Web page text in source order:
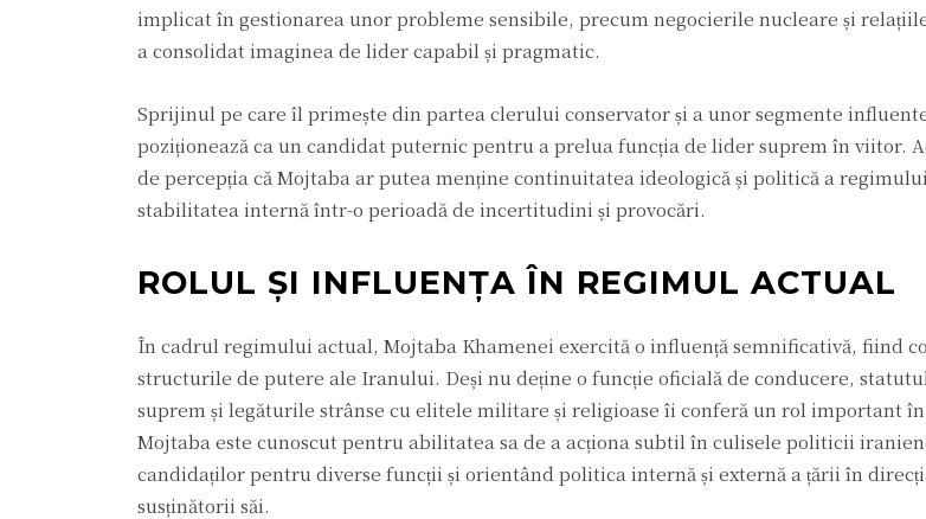
implicat în gestionarea unor probleme sensibile, precum negocierile nucleare și
a consolidat imaginea de lider capabil și pragmatic.
Sprijinul pe care îl primește din partea clerului conservator și a unor segmente
poziționează ca un candidat puternic pentru a prelua funcția de lider suprem în viitor.
de percepția că Mojtaba ar putea menține continuitatea ideologică și politică a
stabilitatea internă într-o perioadă de incertitudini și provocări.
ROLUL ȘI INFLUENȚA ÎN REGIMUL ACTUAL
În cadrul regimului actual, Mojtaba Khamenei exercită o influență semnificativă, fiind
structurile de putere ale Iranului. Deși nu deține o funcție oficială de conducere,
suprem și legăturile strânse cu elitele militare și religioase îi conferă un rol important
Mojtaba este cunoscut pentru abilitatea sa de a acționa subtil în culisele politicii
candidaților pentru diverse funcții și orientând politica internă și externă a țării în
susținătorii săi.